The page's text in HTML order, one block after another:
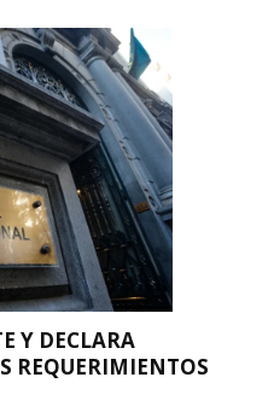
Y DECLARA
REQUERIMIENTOS